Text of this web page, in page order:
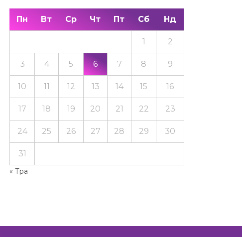
Пн Вт Ср Чт Пт Сб Нд
« Тра
1 2
3 4 5 6 7 8 9
10 11 12 13 14 15 16
17 18 19 20 21 22 23
24 25 26 27 28 29 30
31